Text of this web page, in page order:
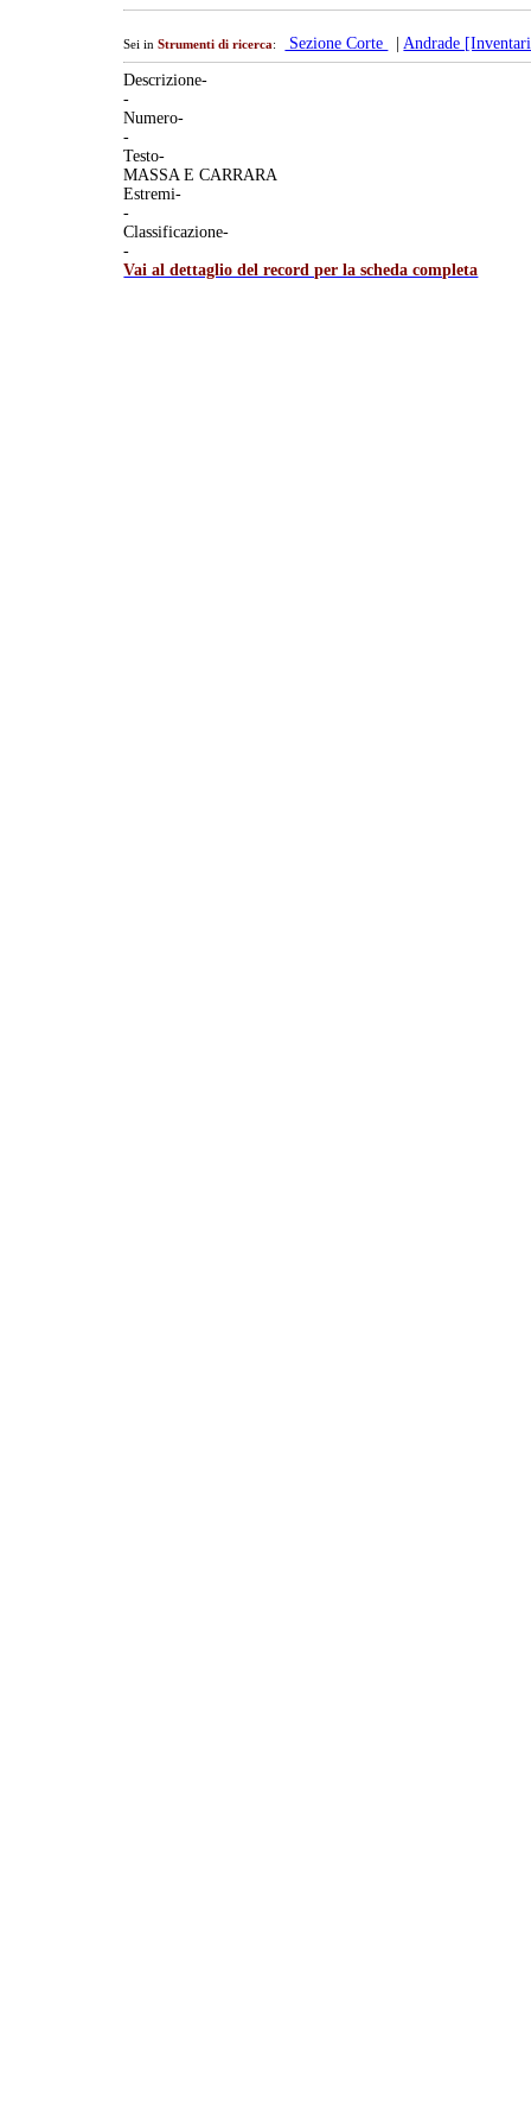
Sei inStrumenti di ricerca: Sezione Corte |Andrade
Descrizione-
-
Numero-
-
Testo-
MASSA E CARRARA
Estremi-
-
Classificazione-
-
Vai al dettaglio del record per la scheda completa